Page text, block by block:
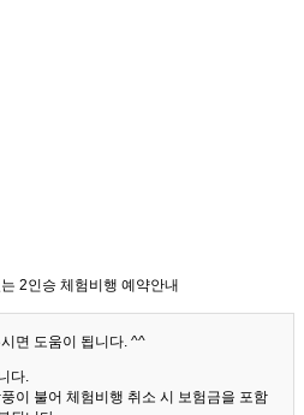
2인승 체험비행 예약안내
면 도움이 됩니다. ^^
다.
이 불어 체험비행 취소 시 보험금을 포함